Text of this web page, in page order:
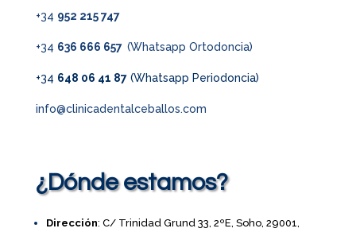
+34 952 215 747
+34 636 666 657 (Whatsapp Ortodoncia)
+34 648 06 41 87(Whatsapp Periodoncia)
info@clinicadentalceballos.com
¿Dónde estamos?
Dirección: C/ Trinidad Grund 33, 2ºE, Soho, 29001,